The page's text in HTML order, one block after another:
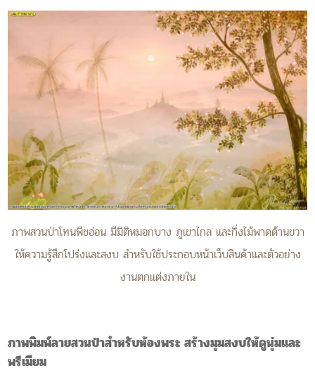
ภาพสวนป่าโทนพีชอ่อน มีมิติหมอกบาง ภูเขาไกล และกิ่งไม้พาดด้านขวา
ให้ความรู้สึกโปร่งและสงบ สำหรับใช้ประกอบหน้าเว็บสินค้าและตัวอย่าง
งานตกแต่งภายใน
ภาพพิมพ์ลายสวนป่าสำหรับห้องพระ สร้างมุมสงบให้ดูนุ่มและ
พรีเมียม